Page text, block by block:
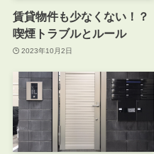
賃貸物件も少なくない！？
喫煙トラブルとルール
2023年10月2日